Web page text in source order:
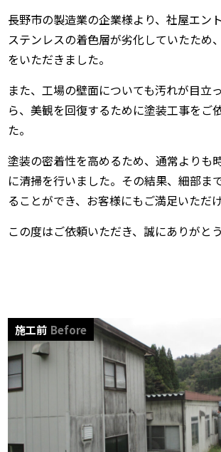
長野市の製造業の企業様より、社屋エン
ステンレスの着色層が劣化していたため
をいただきました。
また、工場の壁面についても汚れが目立
ら、美観を回復するために塗装工事をご
た。
塗装の密着性を高めるため、通常よりも
に清掃を行いました。その結果、細部ま
ることができ、お客様にもご満足いただ
この度はご依頼いただき、誠にありがと
施工前 Before